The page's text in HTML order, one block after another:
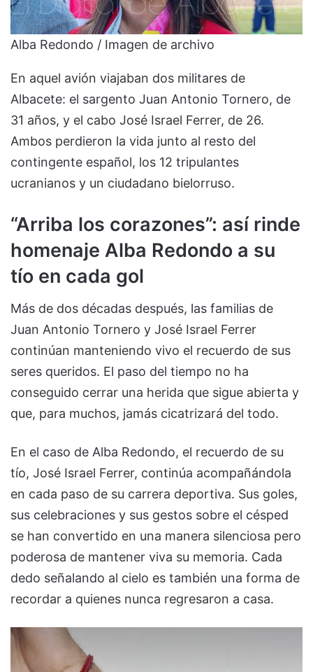
Alba Redondo / Imagen de archivo
En aquel avión viajaban dos militares de
Albacete: el sargento Juan Antonio Tornero, de
31 años, y el cabo José Israel Ferrer, de 26.
Ambos perdieron la vida junto al resto del
contingente español, los 12 tripulantes
ucranianos y un ciudadano bielorruso.
“Arriba los corazones”: así rinde
homenaje Alba Redondo a su
tío en cada gol
Más de dos décadas después, las familias de
Juan Antonio Tornero y José Israel Ferrer
continúan manteniendo vivo el recuerdo de sus
seres queridos. El paso del tiempo no ha
conseguido cerrar una herida que sigue abierta y
que, para muchos, jamás cicatrizará del todo.
En el caso de Alba Redondo, el recuerdo de su
tío, José Israel Ferrer, continúa acompañándola
en cada paso de su carrera deportiva. Sus goles,
sus celebraciones y sus gestos sobre el césped
se han convertido en una manera silenciosa pero
poderosa de mantener viva su memoria. Cada
dedo señalando al cielo es también una forma de
recordar a quienes nunca regresaron a casa.